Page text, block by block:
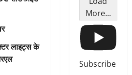
लाइट्स के
More...
Subscribe